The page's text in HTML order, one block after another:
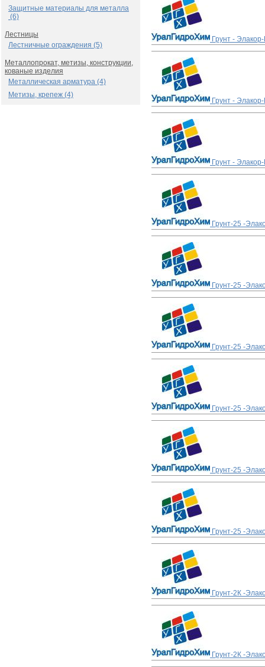
Защитные материалы для металла
(6)
Лестницы
Лестничные ограждения (5)
Металлопрокат, метизы, конструкции,
кованые изделия
Металлическая арматура (4)
Метизы, крепеж (4)
Грунт -
Грунт -
Грунт -
Грунт-25 -
Грунт-25 -
Грунт-25 -
Грунт-25 -
Грунт-25 -
Грунт-25 -
Грунт-2К -
Грунт-2К -